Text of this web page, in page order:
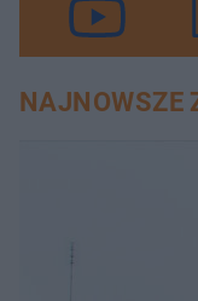
NAJNOWSZE